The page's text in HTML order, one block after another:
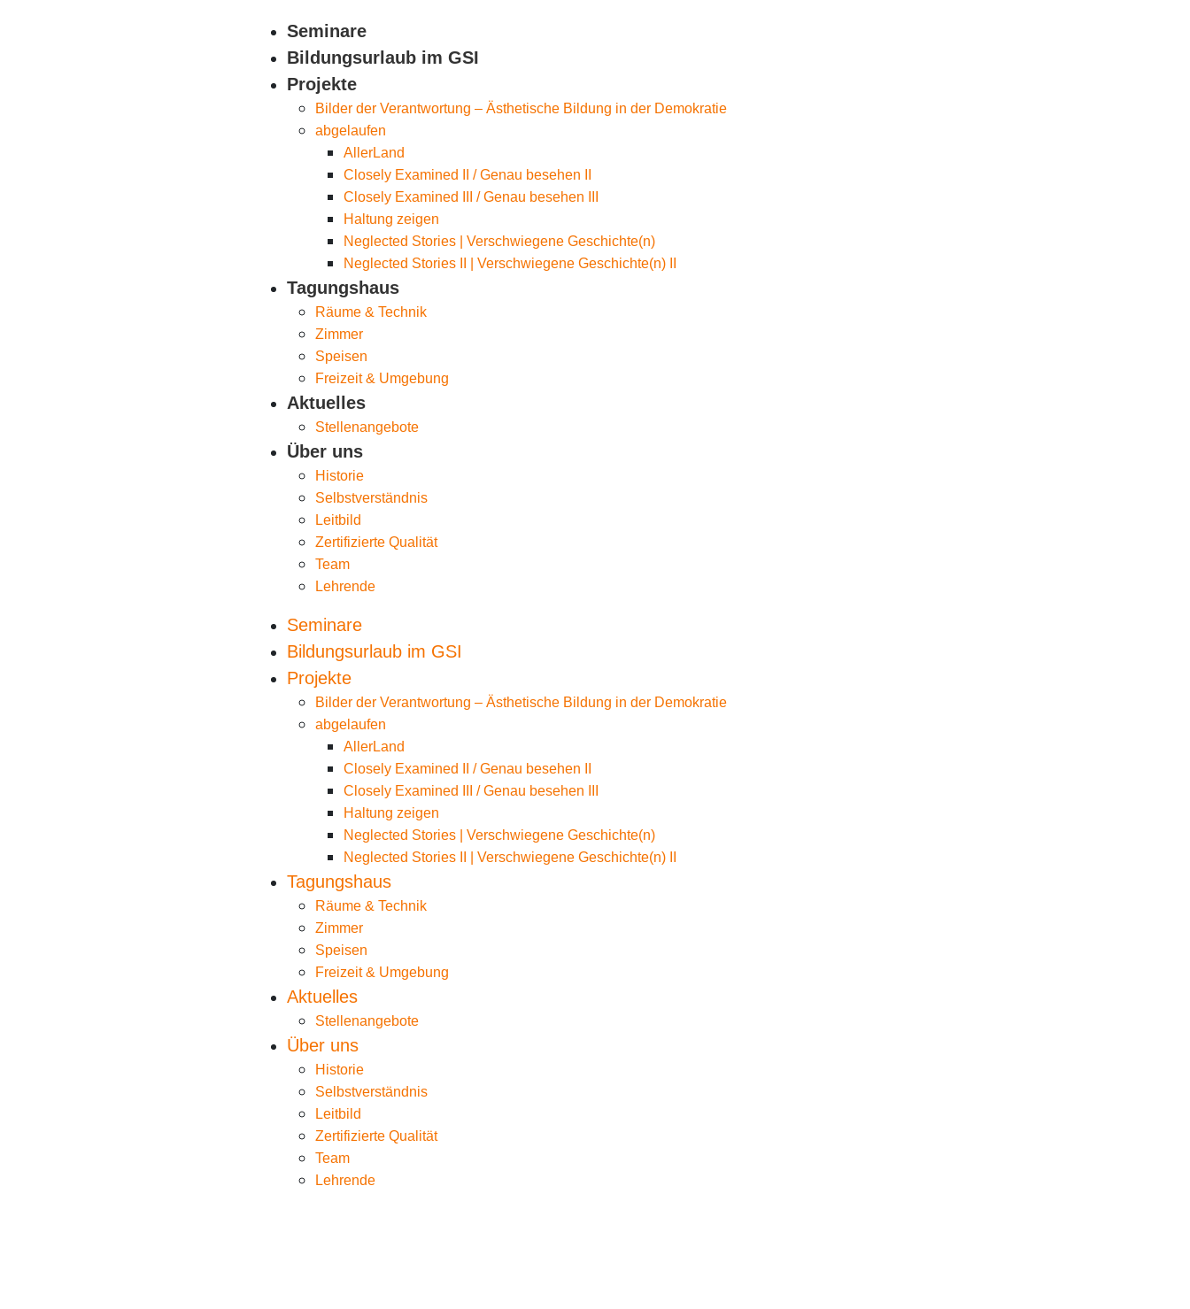
Seminare
Bildungsurlaub im GSI
Projekte
Bilder der Verantwortung – Ästhetische Bildung in der Demokratie
abgelaufen
AllerLand
Closely Examined II / Genau besehen II
Closely Examined III / Genau besehen III
Haltung zeigen
Neglected Stories | Verschwiegene Geschichte(n)
Neglected Stories II | Verschwiegene Geschichte(n) II
Tagungshaus
Räume & Technik
Zimmer
Speisen
Freizeit & Umgebung
Aktuelles
Stellenangebote
Über uns
Historie
Selbstverständnis
Leitbild
Zertifizierte Qualität
Team
Lehrende
Seminare
Bildungsurlaub im GSI
Projekte
Bilder der Verantwortung – Ästhetische Bildung in der Demokratie
abgelaufen
AllerLand
Closely Examined II / Genau besehen II
Closely Examined III / Genau besehen III
Haltung zeigen
Neglected Stories | Verschwiegene Geschichte(n)
Neglected Stories II | Verschwiegene Geschichte(n) II
Tagungshaus
Räume & Technik
Zimmer
Speisen
Freizeit & Umgebung
Aktuelles
Stellenangebote
Über uns
Historie
Selbstverständnis
Leitbild
Zertifizierte Qualität
Team
Lehrende